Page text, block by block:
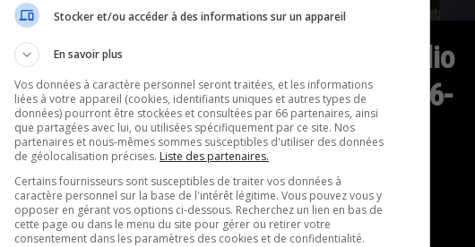
Show –
du 06-08-
Show - Intégral du
Le Retour de Radio
X – Intégral du 06-
08-2026
Le Retour de Radio X -
Intégral du 06-08-2026
Stocker et/ou accéder à des informations sur un appareil
En savoir plus
Vos données à caractère personnel seront traitées, et les informations
liées à votre appareil (cookies, identifiants uniques et autres types de
données) pourront être stockées et consultées par 66 partenaires, ainsi
que partagées avec lui, ou utilisées spécifiquement par ce site. Nos
partenaires et nous-mêmes sommes susceptibles d'utiliser des données
de géolocalisation précises. Liste des partenaires.
Certains fournisseurs sont susceptibles de traiter vos données à
caractère personnel sur la base de l'intérêt légitime. Vous pouvez vous y
opposer en gérant vos options ci-dessous. Recherchez un lien en bas de
cette page ou dans le menu du site pour gérer ou retirer votre
consentement dans les paramètres des cookies et de confidentialité.